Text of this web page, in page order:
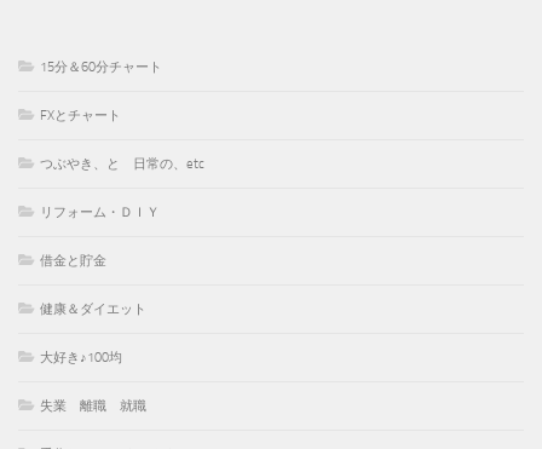
15分＆60分チャート
FXとチャート
つぶやき、と 日常の、etc
リフォーム・ＤＩＹ
借金と貯金
健康＆ダイエット
大好き♪100均
失業 離職 就職